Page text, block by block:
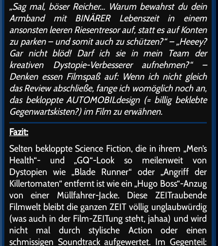
„Sag mal, böser Reicher… Warum bewahrst du dein
Armband mit BINÄRER Lebenszeit in einem
ansonsten leeren Riesentresor auf, statt es auf Konten
zu parken – und somit auch zu schützen?“ – „Heeey?
Gar nicht blöd! Darf ich sie in mein Team der
kreativen Dystopie-Verbesserer aufnehmen?“ –
Denken essen Filmspaß auf: Wenn ich nicht gleich
das Review abschließe, fange ich womöglich noch an,
das bekloppte AUTOMOBILdesign (= billig beklebte
Gegenwartskisten?) im Film zu erwähnen.
Fazit:
Selten bekloppte Science Fiction, die in ihrem „Men’s
Health“- und „GQ“-Look so meilenweit von
Dystopien wie „Blade Runner“ oder „Angriff der
Killertomaten“ entfernt ist wie ein „Hugo Boss“-Anzug
von einer Müllfahrer-Jacke. Diese ZEITraubende
Filmwelt bleibt die ganzen ZEIT völlig unglaubwürdig
(was auch in der Film-ZEITung steht, jahaa) und wird
nicht mal durch stylische Action oder einen
schmissigen Soundtrack aufgewertet. Im Gegenteil: